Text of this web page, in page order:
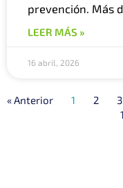
prevención. Más
LEER MÁS »
16 abril, 2026
« Anterior 1 2 3